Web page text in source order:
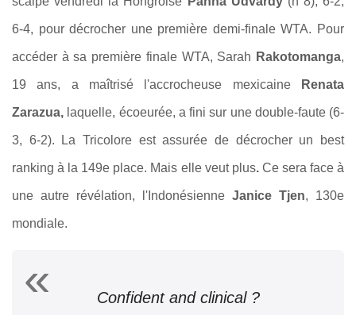
6-4, pour décrocher une première demi-finale WTA. Pour
accéder à sa première finale WTA, Sarah Rakotomanga,
19 ans, a maîtrisé l'accrocheuse mexicaine Renata
Zarazua, laquelle, écoeurée, a fini sur une double-faute (6-
3, 6-2). La Tricolore est assurée de décrocher un best
ranking à la 149e place. Mais elle veut plus. Ce sera face à
une autre révélation, l'Indonésienne Janice Tjen, 130e
mondiale.
Confident and clinical ?